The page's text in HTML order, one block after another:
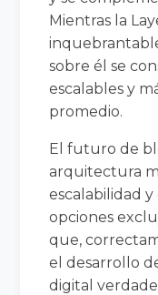
Mientras la
sobre él se
escalables y
promedio.
El futuro de
arquitectura
escalabilidad
opciones
que,
el desarrollo
digital